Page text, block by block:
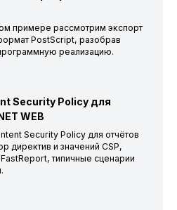
примере рассмотрим экспорт
PostScript, разобрав
реализацию.
Security Policy для
WEB
Security Policy для отчётов
директив и значений CSP,
типичные сценарии